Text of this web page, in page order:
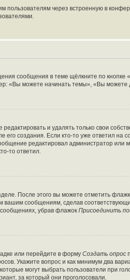
пользователям через встроенную в
сообщения в теме щёлкните по кнопке
«Вы можете начинать темы», «Вы можете
и удалять только свои
его создания. Если кто-то уже ответил
редактировал администратор
то ответил.
После этого вы можете отметить
сообщениям, сделав
убрав флажок Присоединить
или перейдите в форму Создать опрос
Укажите вопрос и как минимум два
могут выбрать пользователи при
за который они проголосовали.